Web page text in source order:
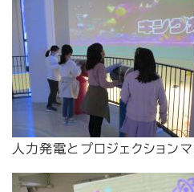
人力発電とプロジェクション